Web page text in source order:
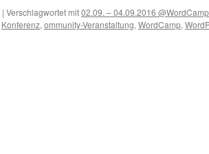
| Verschlagwortet mit02.09. – 04.09.2016
Konferenz, ommunity-Veranstaltung, WordCamp,